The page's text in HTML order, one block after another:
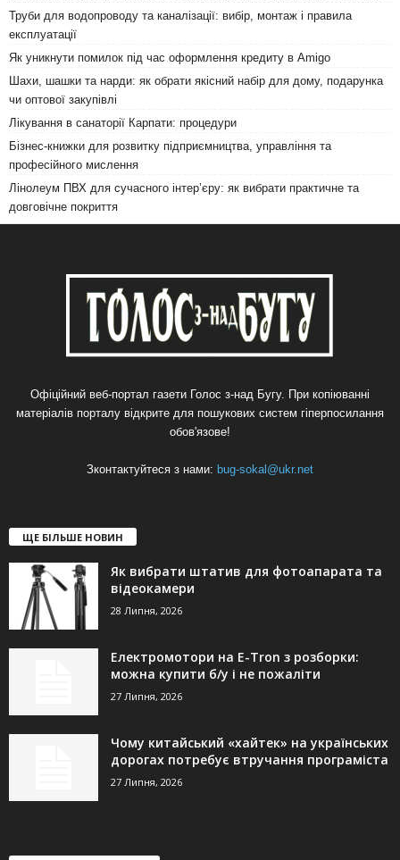
Труби для водопроводу та каналізації: вибір, монтаж і правила
експлуатації
Як уникнути помилок під час оформлення кредиту в Amigo
Шахи, шашки та нарди: як обрати якісний набір для дому, подарунка
чи оптової закупівлі
Лікування в санаторії Карпати: процедури
Бізнес-книжки для розвитку підприємництва, управління та
професійного мислення
Лінолеум ПВХ для сучасного інтер’єру: як вибрати практичне та
довговічне покриття
Офіційний веб-портал газети Голос з-над Бугу. При копіюванні
матеріалів порталу відкрите для пошукових систем гіперпосилання
обов'язове!
Зконтактуйтеся з нами: bug-sokal@ukr.net
ЩЕ БІЛЬШЕ НОВИН
Як вибрати штатив для фотоапарата та
відеокамери
28 Липня, 2026
Електромотори на E-Tron з розборки:
можна купити б/у і не пожаліти
27 Липня, 2026
Чому китайський «хайтек» на українських
дорогах потребує втручання програміста
27 Липня, 2026